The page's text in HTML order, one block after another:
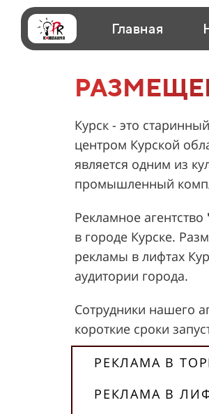
Главная
Курск - это
центром Курской
является одним из
промышленный
Рекламное агентство
в городе Курске.
рекламы в лифтах
аудитории города.
Сотрудники нашего
короткие сроки
РЕКЛАМА В
РЕКЛАМА В